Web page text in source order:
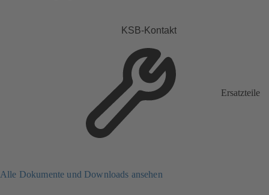
KSB-Kontakt
Ersatzteile
Alle Dokumente und Downloads ansehen